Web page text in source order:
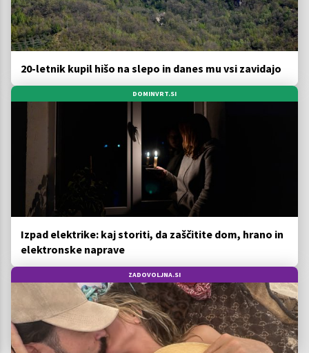
20-letnik kupil hišo na slepo in danes mu vsi zavidajo
DOMINVRT.SI
Izpad elektrike: kaj storiti, da zaščitite dom, hrano in
elektronske naprave
ZADOVOLJNA.SI